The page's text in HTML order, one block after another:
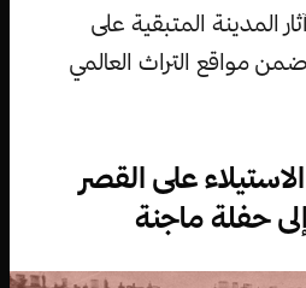
المدينة المتبقية على
مواقع التراث العالمي
على القصر
حفلة ماجنة